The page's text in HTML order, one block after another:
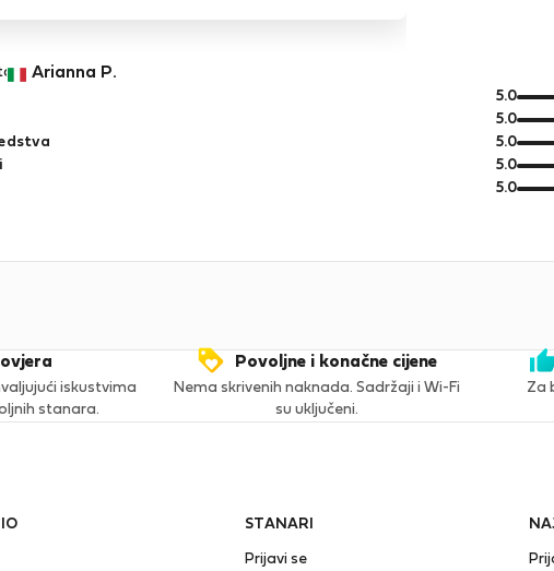
Arianna P.
5.0od
5
5.0od
5
5.0od
5
5.0od
5
5.0od
iskustvima
stanara.
Povoljne i konačne cijene
Nema skrivenih naknada. Sadržaji i Wi-Fi
su uključeni.
Za
STANARI
Prijavi se